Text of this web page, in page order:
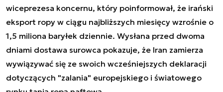
wiceprezesa koncernu, który poinformował, że irański
eksport ropy w ciągu najbliższych miesięcy wzrośnie o
1,5 miliona baryłek dziennie. Wysłana przed dwoma
dniami dostawa surowca pokazuje, że Iran zamierza
wywiązywać się ze swoich wcześniejszych deklaracji
dotyczących "zalania" europejskiego i światowego